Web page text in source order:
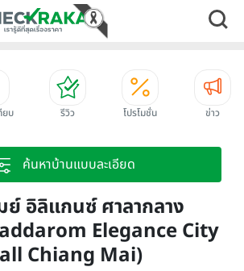
ยบ รีวิว โปรโมชั่น ข่าว
ค้นหาบ้านแบบละเอียด
ย์ อิลิแกนซ์ ศาลากลาง
Elegance City
Chiang Mai)